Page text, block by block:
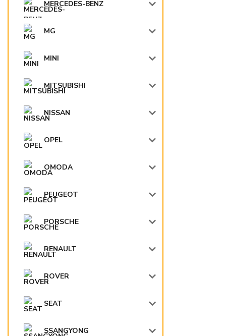
MERCEDES-BENZ
MG
MINI
MITSUBISHI
NISSAN
OPEL
OMODA
PEUGEOT
PORSCHE
RENAULT
ROVER
SEAT
SSANGYONG